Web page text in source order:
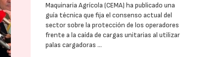
Maquinaria Agrícola (CEMA) ha publicado una
guía técnica que fija el consenso actual del
sector sobre la protección de los operadores
frente a la caída de cargas unitarias al utilizar
palas cargadoras …